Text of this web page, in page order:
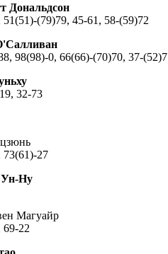
Дональдсон
(79)79, 45-61, 58-(59)72
98(98)-0, 66(66)-(70)70, 37-
32-73
73(61)-27
Ун-Ну
Магуайр
69-22